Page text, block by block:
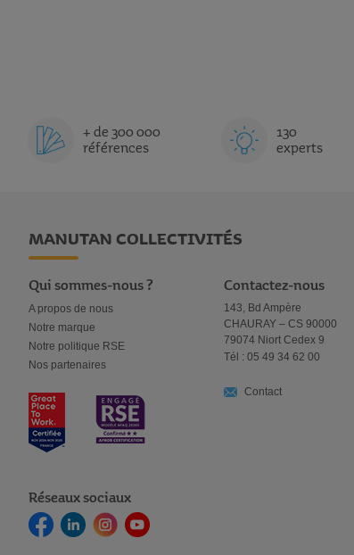
+ de 300 000
références
130
experts
MANUTAN COLLECTIVITÉS
Qui sommes-nous ?
A propos de nous
Notre marque
Notre politique RSE
Nos partenaires
Réseaux sociaux
Contactez-nous
143, Bd Ampère
CHAURAY – CS 90000
79074 Niort Cedex 9
Tél : 05 49 34 62 00
Contact